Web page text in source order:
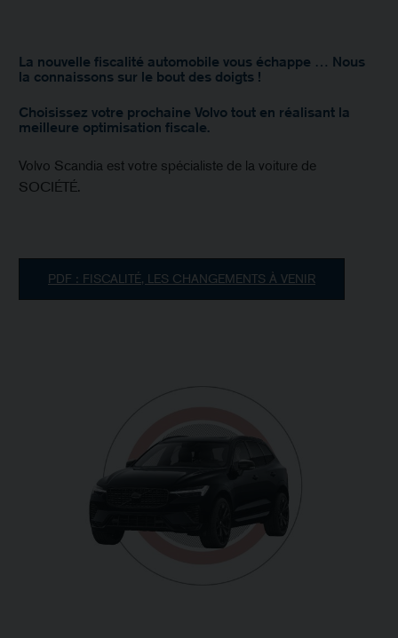
La nouvelle fiscalité automobile vous échappe … Nous
la connaissons sur le bout des doigts !
Choisissez votre prochaine Volvo tout en réalisant la
meilleure optimisation fiscale.
Volvo Scandia est votre spécialiste de la voiture de
SOCIÉTÉ.
PDF : FISCALITÉ, LES CHANGEMENTS À VENIR